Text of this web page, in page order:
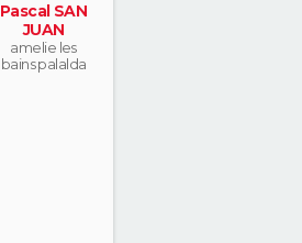
Pascal SAN
JUAN
amelie les
bains palalda